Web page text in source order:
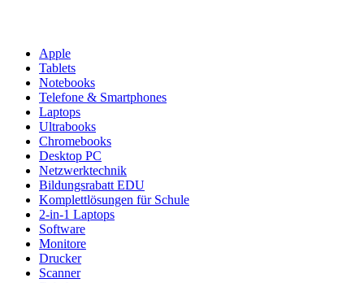
Apple
Tablets
Notebooks
Telefone & Smartphones
Laptops
Ultrabooks
Chromebooks
Desktop PC
Netzwerktechnik
Bildungsrabatt EDU
Komplettlösungen für Schule
2-in-1 Laptops
Software
Monitore
Drucker
Scanner